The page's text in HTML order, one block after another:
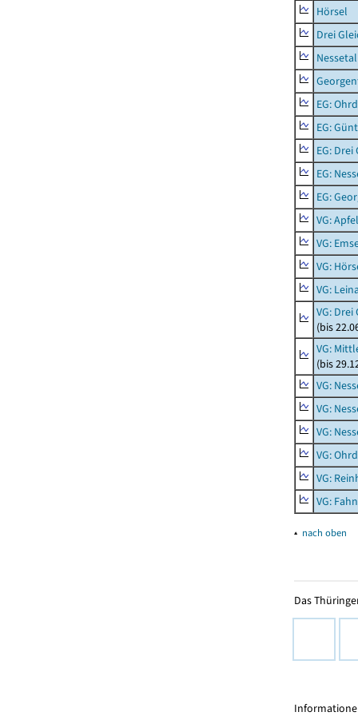
Hörsel
Drei
Nessetal
EG:
EG:
EG:
EG:
EG:
VG:
VG:
VG:
VG:
VG:
(bis
VG:
(bis
VG:
VG:
VG:
VG:
VG:
VG:
▴ nach oben
Das